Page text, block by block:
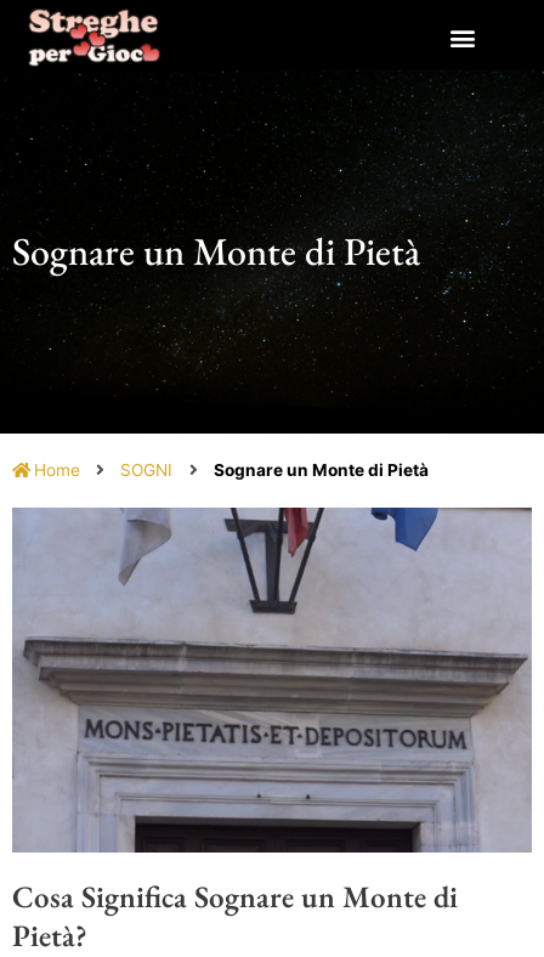
contenuto
Sognare un Monte di Pietà
Home SOGNI Sognare un Monte di Pietà
Cosa Significa Sognare un Monte di
Pietà?